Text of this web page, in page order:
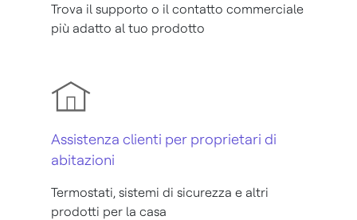
Trova il supporto o il contatto commerciale
più adatto al tuo prodotto
Assistenza clienti per proprietari di
abitazioni
Termostati, sistemi di sicurezza e altri
prodotti per la casa